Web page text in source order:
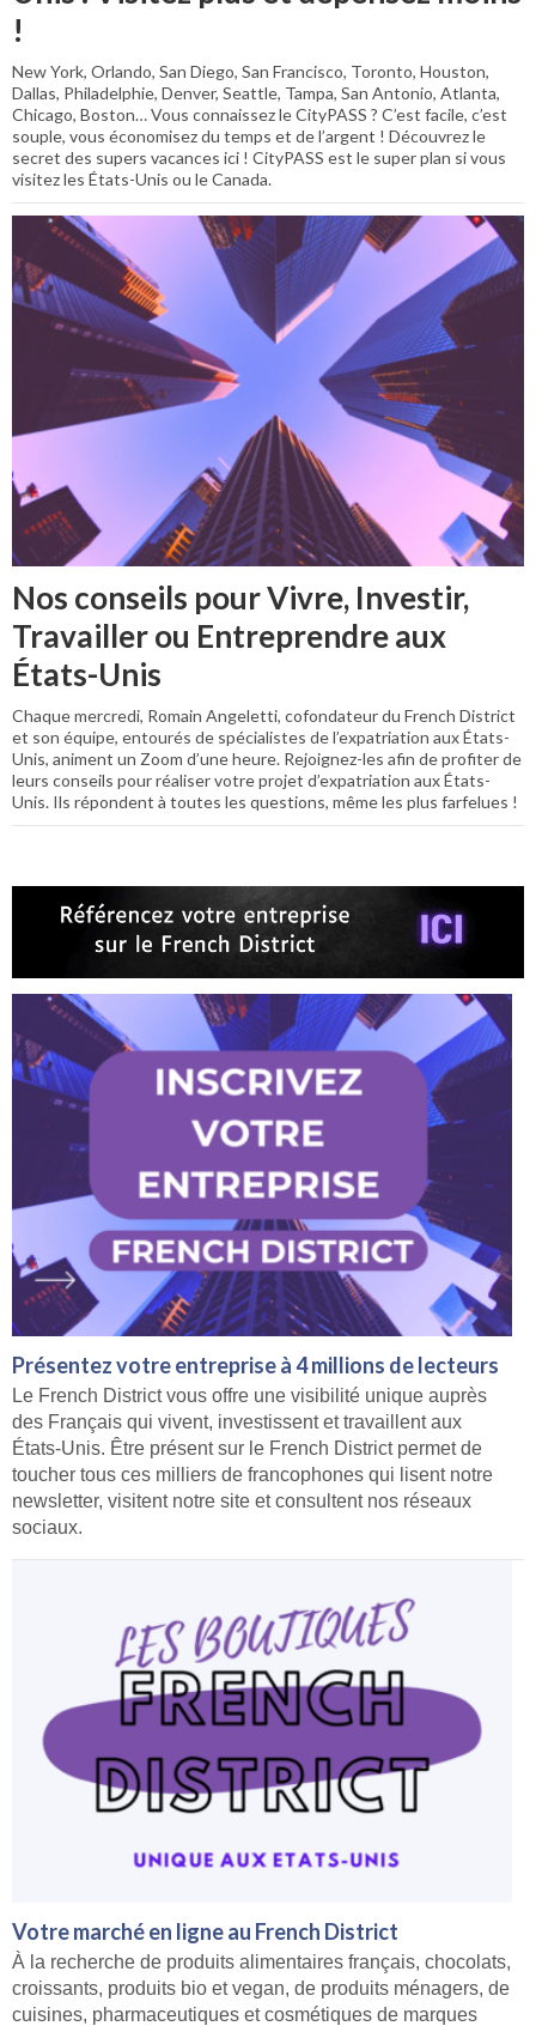
!
New York, Orlando, San Diego, San Francisco, Toronto, Houston,
Dallas, Philadelphie, Denver, Seattle, Tampa, San Antonio, Atlanta,
Chicago, Boston… Vous connaissez le CityPASS ? C’est facile, c’est
souple, vous économisez du temps et de l’argent ! Découvrez le
secret des supers vacances ici ! CityPASS est le super plan si vous
visitez les États-Unis ou le Canada.
Nos conseils pour Vivre, Investir,
Travailler ou Entreprendre aux
États-Unis
Chaque mercredi, Romain Angeletti, cofondateur du French District
et son équipe, entourés de spécialistes de l’expatriation aux États-
Unis, animent un Zoom d’une heure. Rejoignez-les afin de profiter de
leurs conseils pour réaliser votre projet d’expatriation aux États-
Unis. Ils répondent à toutes les questions, même les plus farfelues !
Présentez votre entreprise à 4 millions de lecteurs
Le French District vous offre une visibilité unique auprès
des Français qui vivent, investissent et travaillent aux
États-Unis. Être présent sur le French District permet de
toucher tous ces milliers de francophones qui lisent notre
newsletter, visitent notre site et consultent nos réseaux
sociaux.
Votre marché en ligne au French District
À la recherche de produits alimentaires français, chocolats,
croissants, produits bio et vegan, de produits ménagers, de
cuisines, pharmaceutiques et cosmétiques de marques